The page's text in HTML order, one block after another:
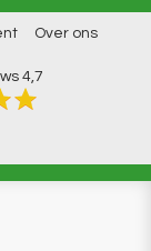
Over ons
4,7